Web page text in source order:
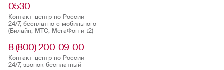
0530
Контакт-центр по России
24/7, бесплатно с мобильного
(Билайн, МТС, МегаФон и t2)
8 (800) 200-09-00
Контакт-центр по России
24/7, звонок бесплатный